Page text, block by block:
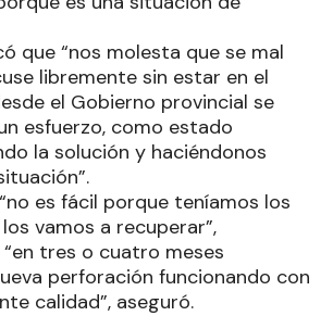
que “nos molesta que se mal
libremente sin estar en el
el Gobierno provincial se
esfuerzo, como estado
la solución y haciéndonos
es fácil porque teníamos los
vamos a recuperar”,
tres o cuatro meses
perforación funcionando con
calidad”, aseguró.